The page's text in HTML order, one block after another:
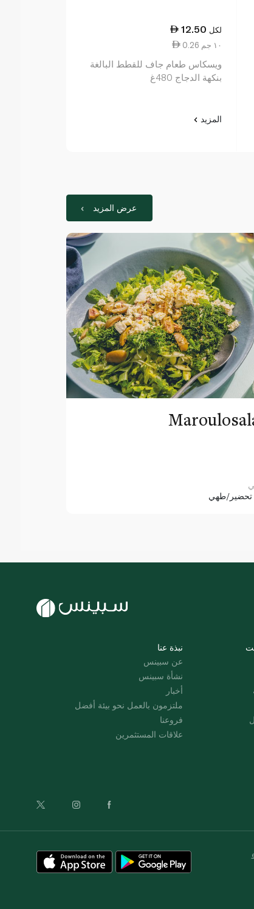
12.50 لكل
0.26 ١٠ جم
ويسكاس طعام جاف للقطط البالغة
بنكهة الدجاج 480غ
المزيد
عرض المزيد
تحضير/طهي
نبذة عنا
عن سبينس
نشأة سبينس
أخبار
ملتزمون بالعمل نحو بيئة أفضل
فروعنا
علاقات المستثمرين